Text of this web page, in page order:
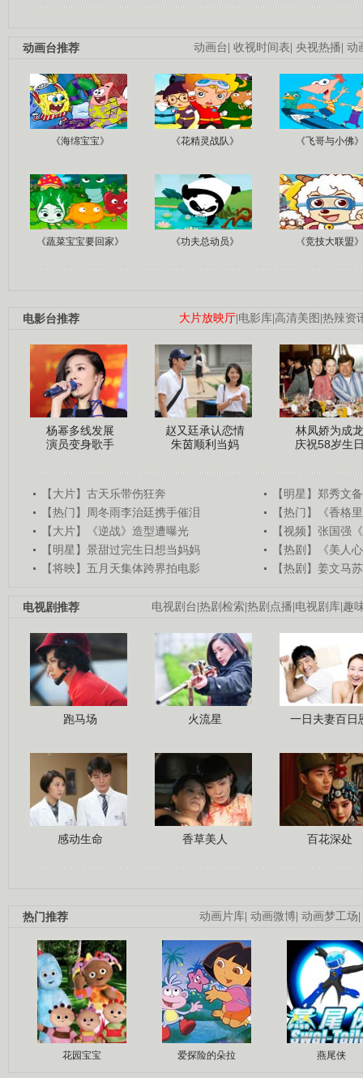
动画台| 收视时间表| 央视热播| 动
动画台推荐
《海绵宝宝》 《花精灵战队》 《飞哥与小佛》
《蔬菜宝宝要回家》 《功夫总动员》 《竞技大联盟》
大片放映厅|电影库|高清美图 |热辣资
电影台推荐
杨幂多线发展
演员变身歌手
赵又廷承认恋情
朱茵顺利当妈
林凤娇为成龙
庆祝58岁生
【大片】古天乐带伤狂奔
【明星】郑秀文
【热门】周冬雨李治廷携手催泪
【热门】《香格
【大片】《逆战》造型遭曝光
【视频】张国强
【明星】景甜过完生日想当妈妈
【热剧】《美人
【将映】五月天集体跨界拍电影
【热剧】姜文马
电视剧台|热剧检索|热剧点播|电视剧库|趣
电视剧推荐
跑马场 火流星 一日夫妻百日
感动生命 香草美人 百花深处
动画片库| 动画微博| 动画梦工场|
热门推荐
花园宝宝 爱探险的朵拉 燕尾侠